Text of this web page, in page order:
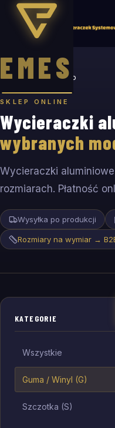
EMES
Strona główna Sklep
SKLEP ONLINE
Wycieraczki
wybranych
Wycieraczki aluminiowe
rozmiarach. Płatność
Wysyłka po produkcji
Rozmiary na wymiar →
KATEGORIE
Wszystkie
Guma / Winyl (G)
Szczotka (S)